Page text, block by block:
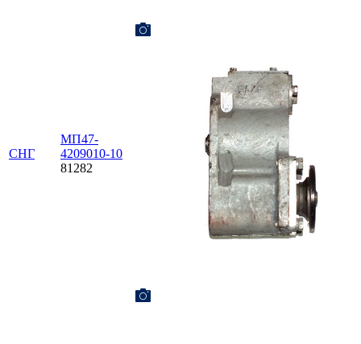
СНГ
МП47-
4209010-10
81282